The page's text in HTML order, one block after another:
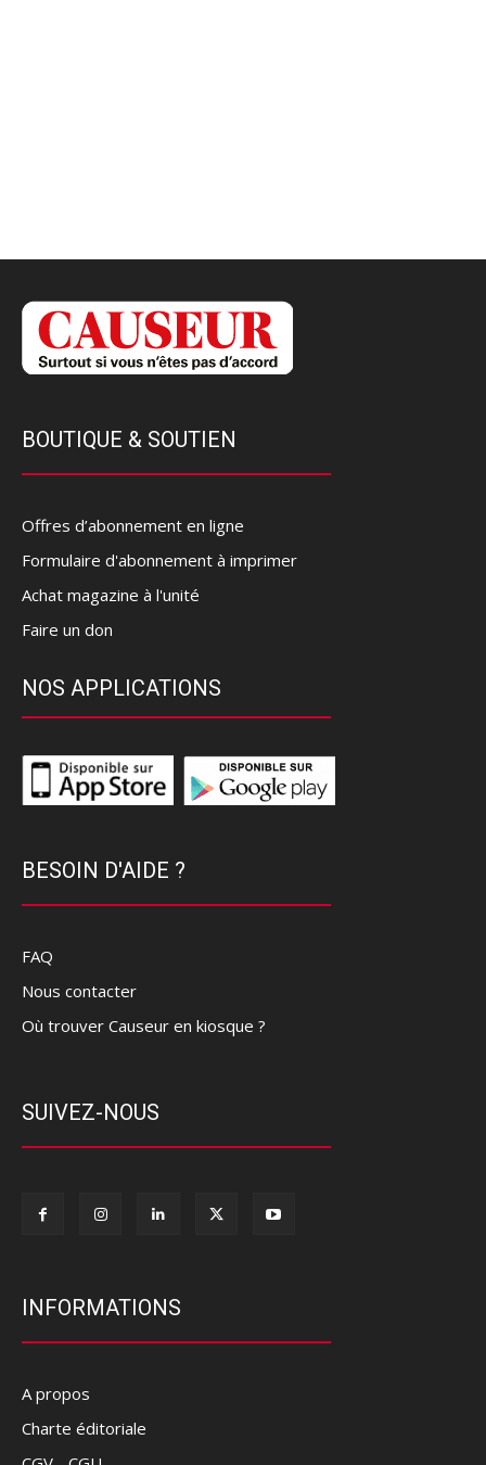
BOUTIQUE & SOUTIEN
Offres d’abonnement en ligne
Formulaire d'abonnement à imprimer
Achat magazine à l'unité
Faire un don
NOS APPLICATIONS
BESOIN D'AIDE ?
FAQ
Nous contacter
Où trouver Causeur en kiosque ?
SUIVEZ-NOUS
INFORMATIONS
A propos
Charte éditoriale